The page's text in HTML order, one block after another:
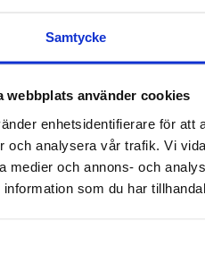
Samtycke
webbplats använder cookies
enhetsidentifierare för att
och analysera vår trafik. Vi
medier och annons- och
information som du har
korjaamisessa vedotaan